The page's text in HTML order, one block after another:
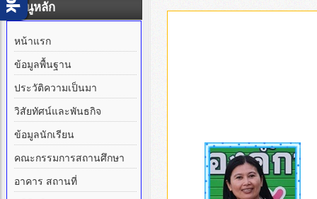
เมนูหลัก
หน้าแรก
ข้อมูลพื้นฐาน
ประวัติความเป็นมา
วิสัยทัศน์และพันธกิจ
ข้อมูลนักเรียน
คณะกรรมการสถานศึกษา
อาคาร สถานที่